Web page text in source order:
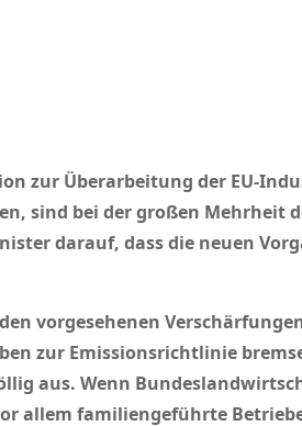
zur Überarbeitung der EU-
sind bei der großen
darauf, dass die neuen
vorgesehenen
zur Emissionsrichtlinie
aus. Wenn
allem familiengeführte